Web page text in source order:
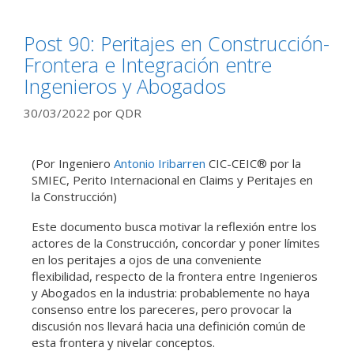
Post 90: Peritajes en Construcción-
Frontera e Integración entre
Ingenieros y Abogados
30/03/2022 por QDR
(Por Ingeniero Antonio Iribarren CIC-CEIC® por la
SMIEC, Perito Internacional en Claims y Peritajes en
la Construcción)
Este documento busca motivar la reflexión entre los
actores de la Construcción, concordar y poner límites
en los peritajes a ojos de una conveniente
flexibilidad, respecto de la frontera entre Ingenieros
y Abogados en la industria: probablemente no haya
consenso entre los pareceres, pero provocar la
discusión nos llevará hacia una definición común de
esta frontera y nivelar conceptos.